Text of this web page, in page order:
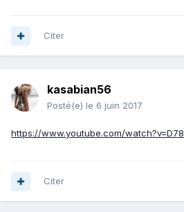
Citer
kasabian56
Posté(e) le 6 juin 2017
https://www.youtube.com/
Citer